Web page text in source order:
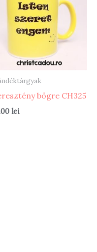
bögre CH325
lei